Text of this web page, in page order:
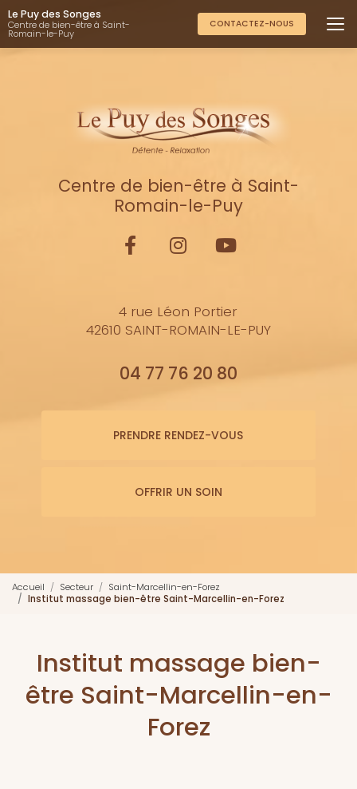
Aller
au
contenu
principal
Le Puy des Songes
Centre de bien-être à Saint-
Romain-le-Puy
CONTACTEZ-NOUS
Centre de bien-être à Saint-
Romain-le-Puy
4 rue Léon Portier
42610 SAINT-ROMAIN-LE-PUY
04 77 76 20 80
PRENDRE RENDEZ-VOUS
OFFRIR UN SOIN
Accueil Secteur
Saint-Marcellin-en-Forez
Institut massage bien-être Saint-Marcellin-en-Forez
Institut massage bien-
être Saint-Marcellin-en-
Forez